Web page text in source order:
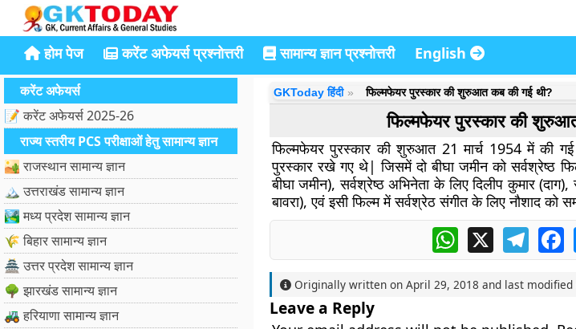
होम पेज करेंट अफेयर्स प्रश्नोत्तरी सामान्य ज्ञान प्रश्नोत्तरी English
करेंट अफेयर्स
📝 करेंट अफेयर्स 2025-26
राज्य स्तरीय PCS परीक्षाओं हेतु सामान्य ज्ञान
🏜️ राजस्थान सामान्य ज्ञान
🏔️ उत्तराखंड सामान्य ज्ञान
🏞️ मध्य प्रदेश सामान्य ज्ञान
🌾 बिहार सामान्य ज्ञान
🏯 उत्तर प्रदेश सामान्य ज्ञान
🌳 झारखंड सामान्य ज्ञान
🚜 हरियाणा सामान्य ज्ञान
GKToday हिंदी फिल्मफेयर पुरस्कार की शुरुआत कब की गई थी?
फिल्मफेयर पुरस्कार की
फिल्मफेयर पुरस्कार की शुरुआत 21 मार्च 1954 में की
पुरस्कार रखे गए थे| जिसमें दो बीघा जमीन को सर्वश्रेष्ठ
बीघा जमीन), सर्वश्रेष्ठ अभिनेता के लिए दिलीप कुमार
बावरा), एवं इसी फिल्म में सर्वश्रेठ संगीत के लिए नौशाद को
WhatsApp
X
Originally written on April 29, 2018 and last modified
Leave a Reply